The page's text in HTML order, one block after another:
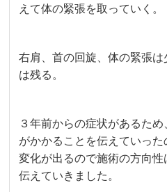
えて体の緊張を取っていく。
右肩、首の回旋、体の緊張
は残る。
３年前からの症状があるた
がかかることを伝えていっ
変化が出るので施術の方向
伝えていきました。